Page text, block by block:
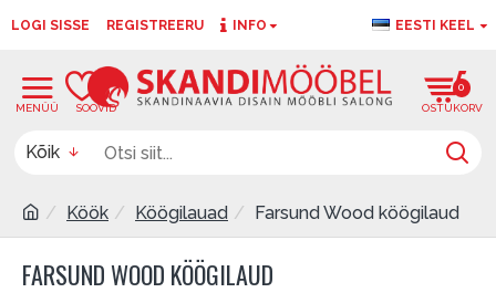
LOGI SISSE REGISTREERU INFO EESTI KEEL
0
Kõik
Köök Köögilauad Farsund Wood köögilaud
FARSUND WOOD KÖÖGILAUD